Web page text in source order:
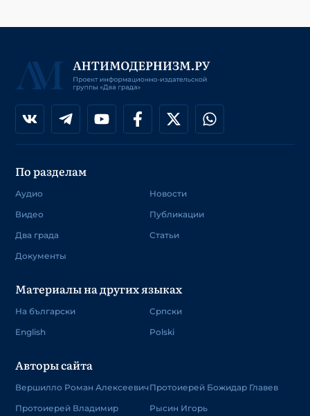
По разделам
Аудио
Видео
Два града
Документы
Новости
Публикации
Статьи
Материалы на других языках
На български
English
Српски
Polski
Авторы сайта
Вершилло Роман Алексеевич
Протоиерей Владимир
Протоиерей Божидар Главев
Рысин Игорь